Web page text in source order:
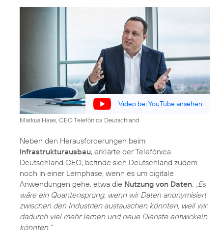
Video bei YouTube ansehen
Markus Haas, CEO Telefónica Deutschland
Neben den Herausforderungen beim
Infrastrukturausbau, erklärte der Telefónica
Deutschland CEO, befinde sich Deutschland zudem
noch in einer Lernphase, wenn es um digitale
Anwendungen gehe, etwa die Nutzung von Daten. „Es
wäre ein Quantensprung, wenn wir Daten anonymisiert
zwischen den Industrien austauschen könnten, weil wir
dadurch viel mehr lernen und neue Dienste entwickeln
könnten.“